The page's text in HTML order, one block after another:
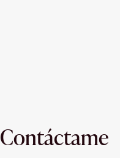
Contáctame